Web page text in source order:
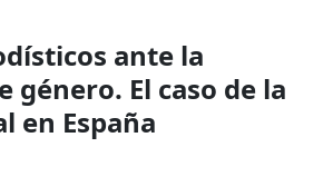
ante la
género. El caso de la
en España